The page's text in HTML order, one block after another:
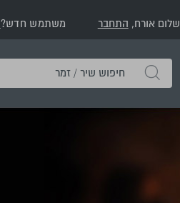
שלום אורח, התחבר משתמש חדש?